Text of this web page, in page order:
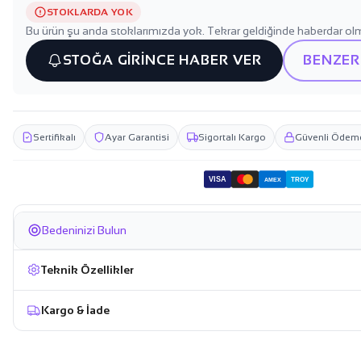
STOKLARDA YOK
Bu ürün şu anda stoklarımızda yok. Tekrar geldiğinde haberdar
STOĞA GİRİNCE HABER VER
Sertifikalı Ayar Garantisi Sigortalı Kargo Güvenli
VISA AMEX TROY
Bedeninizi Bulun
Teknik Özellikler
Kargo & İade